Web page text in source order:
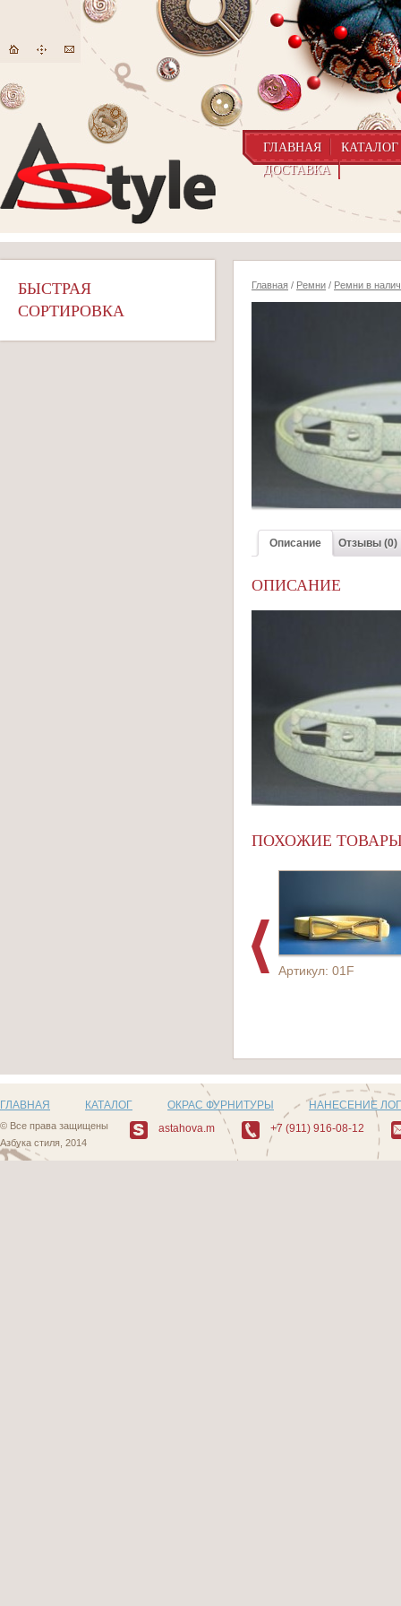
ГЛАВНАЯ
КАТАЛОГ
ДОСТАВКА
БЫСТРАЯ
СОРТИРОВКА
Главная / Ремни / Ремни в
Описание Отзывы (0)
ОПИСАНИЕ
ПОХОЖИЕ
Артикул: 01F
ГЛАВНАЯ КАТАЛОГ ОКРАС ФУРНИТУРЫ НАНЕСЕНИЕ
© Все права защищены
Азбука стиля, 2014
astahova.m +7 (911) 916-08-12